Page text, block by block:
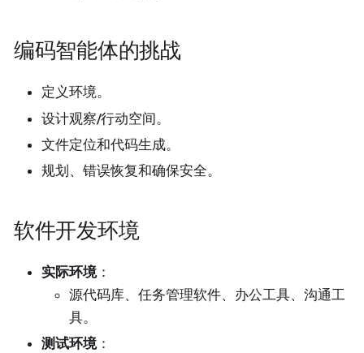
编码智能体的挑战
定义环境。
设计观察/行动空间。
文件定位和代码生成。
规划、错误恢复和确保安全。
软件开发环境
实际环境：
源代码库、任务管理软件、办公工具、沟通工
具。
测试环境：